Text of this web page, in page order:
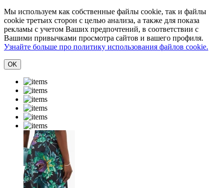
Мы используем как собственные файлы cookie, так и файлы
cookie третьих сторон с целью анализа, а также для показа
рекламы с учетом Ваших предпочтений, в соответствии с
Вашими привычками просмотра сайтов и вашего профиля.
Узнайте больше про политику использования файлов cookie.
ОK